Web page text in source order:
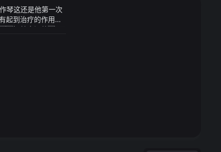
琴这还是他第一次
起到治疗的作用
智慧蛊问他7月
战装备98台